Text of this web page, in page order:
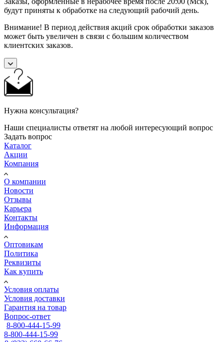
будут приняты к обработке на следующий рабочий день.
Внимание! В период действия акций срок обработки заказов
может быть увеличен в связи с большим количеством
клиентских заказов.
Нужна консультация?
Наши специалисты ответят на любой интересующий вопрос
Задать вопрос
Каталог
Акции
Компания
О компании
Новости
Отзывы
Карьера
Контакты
Информация
Оптовикам
Политика
Реквизиты
Как купить
Условия оплаты
Условия доставки
Гарантия на товар
Вопрос-ответ
8-800-444-15-99
8-800-444-15-99